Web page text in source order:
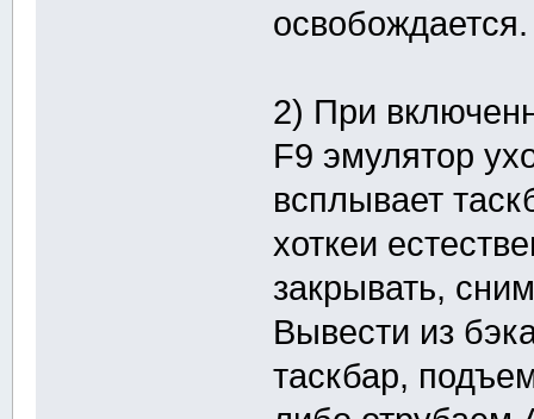
освобождается.
2) При
F9 эмулятор
всплывает
хоткеи
закрывать,
Вывести из
таскбар,